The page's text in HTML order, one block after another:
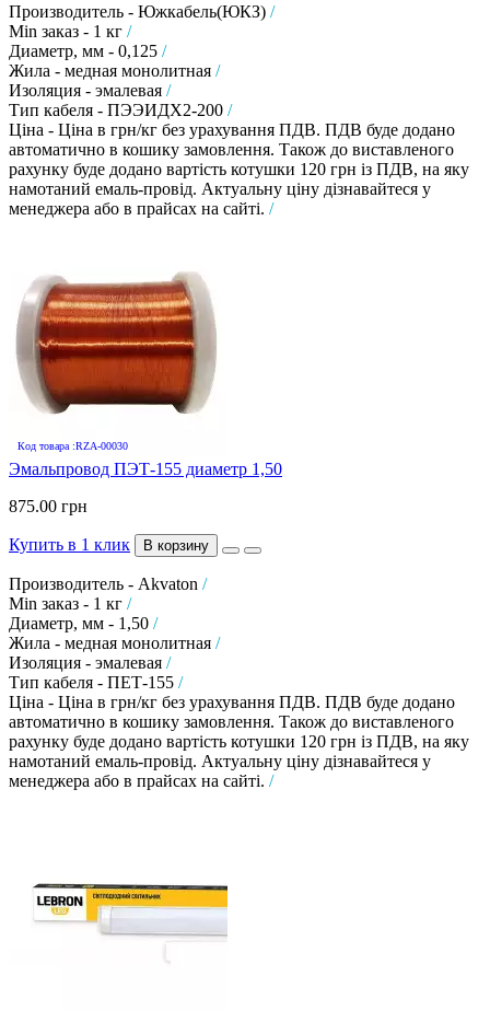
Производитель - Южкабель(ЮКЗ) /
Min заказ - 1 кг /
Диаметр, мм - 0,125 /
Жила - медная монолитная /
Изоляция - эмалевая /
Тип кабеля - ПЭЭИДХ2-200 /
Ціна - Ціна в грн/кг без урахування ПДВ. ПДВ буде додано
автоматично в кошику замовлення. Також до виставленого
рахунку буде додано вартість котушки 120 грн із ПДВ, на яку
намотаний емаль-провід. Актуальну ціну дізнавайтеся у
менеджера або в прайсах на сайті. /
Код товара :RZA-00030
Эмальпровод ПЭТ-155 диаметр 1,50
875.00 грн
Купить в 1 клик В корзину
Производитель - Akvaton /
Min заказ - 1 кг /
Диаметр, мм - 1,50 /
Жила - медная монолитная /
Изоляция - эмалевая /
Тип кабеля - ПЕТ-155 /
Ціна - Ціна в грн/кг без урахування ПДВ. ПДВ буде додано
автоматично в кошику замовлення. Також до виставленого
рахунку буде додано вартість котушки 120 грн із ПДВ, на яку
намотаний емаль-провід. Актуальну ціну дізнавайтеся у
менеджера або в прайсах на сайті. /